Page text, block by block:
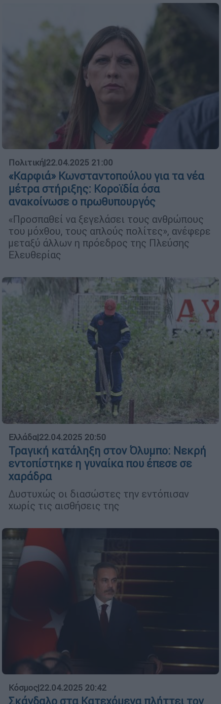
Πολιτική|22.04.2025 21:00
«Καρφιά» Κωνσταντοπούλου για τα νέα
μέτρα στήριξης: Κοροϊδία όσα
ανακοίνωσε ο πρωθυπουργός
«Προσπαθεί να ξεγελάσει τους ανθρώπους
του μόχθου, τους απλούς πολίτες», ανέφερε
μεταξύ άλλων η πρόεδρος της Πλεύσης
Ελευθερίας
Ελλάδα|22.04.2025 20:50
Τραγική κατάληξη στον Όλυμπο: Νεκρή
εντοπίστηκε η γυναίκα που έπεσε σε
χαράδρα
Δυστυχώς οι διασώστες την εντόπισαν
χωρίς τις αισθήσεις της
Κόσμος|22.04.2025 20:42